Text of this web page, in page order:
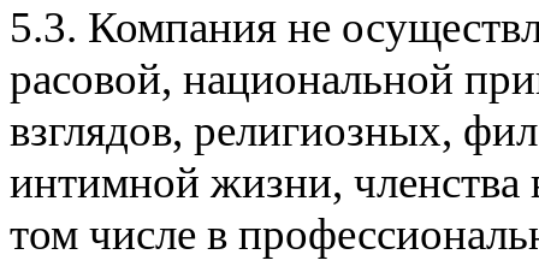
5.3. Компания не
расовой, национальной
взглядов, религиозных,
интимной жизни,
том числе в